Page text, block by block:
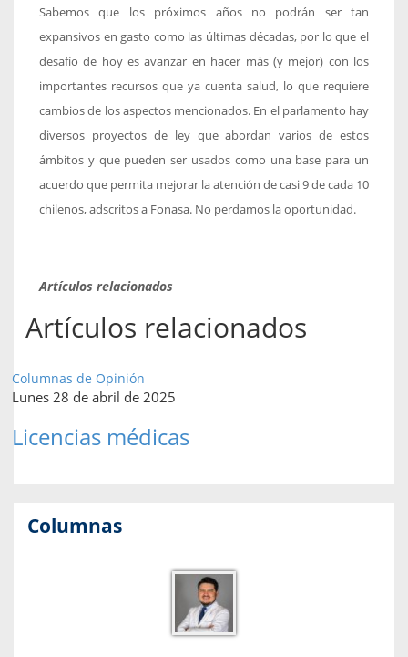
Sabemos que los próximos años no podrán ser tan
expansivos en gasto como las últimas décadas, por lo que el
desafío de hoy es avanzar en hacer más (y mejor) con los
importantes recursos que ya cuenta salud, lo que requiere
cambios de los aspectos mencionados. En el parlamento hay
diversos proyectos de ley que abordan varios de estos
ámbitos y que pueden ser usados como una base para un
acuerdo que permita mejorar la atención de casi 9 de cada 10
chilenos, adscritos a Fonasa. No perdamos la oportunidad.
Artículos relacionados
Artículos relacionados
Columnas de Opinión
Lunes 28 de abril de 2025
Licencias médicas
Columnas